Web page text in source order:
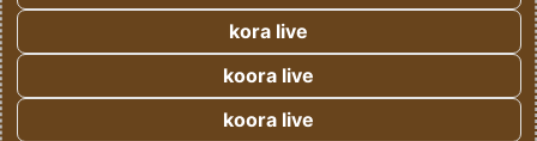
kora live
koora live
koora live